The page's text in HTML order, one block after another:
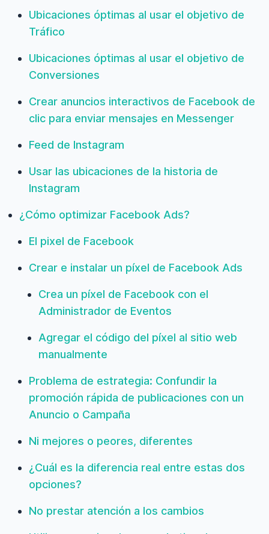
Ubicaciones óptimas al usar el objetivo de
Tráfico
Ubicaciones óptimas al usar el objetivo de
Conversiones
Crear anuncios interactivos de Facebook de
clic para enviar mensajes en Messenger
Feed de Instagram
Usar las ubicaciones de la historia de
Instagram
¿Cómo optimizar Facebook Ads?
El pixel de Facebook
Crear e instalar un píxel de Facebook Ads
Crea un píxel de Facebook con el
Administrador de Eventos
Agregar el código del píxel al sitio web
manualmente
Problema de estrategia: Confundir la
promoción rápida de publicaciones con un
Anuncio o Campaña
Ni mejores o peores, diferentes
¿Cuál es la diferencia real entre estas dos
opciones?
No prestar atención a los cambios